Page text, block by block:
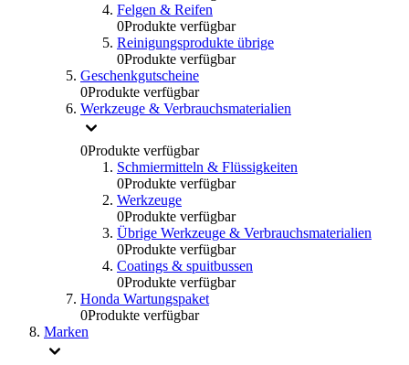
Felgen & Reifen
0Produkte verfügbar
Reinigungsprodukte übrige
0Produkte verfügbar
Geschenkgutscheine
0Produkte verfügbar
Werkzeuge & Verbrauchsmaterialien
0Produkte verfügbar
Schmiermitteln & Flüssigkeiten
0Produkte verfügbar
Werkzeuge
0Produkte verfügbar
Übrige Werkzeuge & Verbrauchsmaterialien
0Produkte verfügbar
Coatings & spuitbussen
0Produkte verfügbar
Honda Wartungspaket
0Produkte verfügbar
Marken